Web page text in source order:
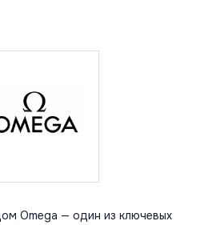
Omega — один из ключевых